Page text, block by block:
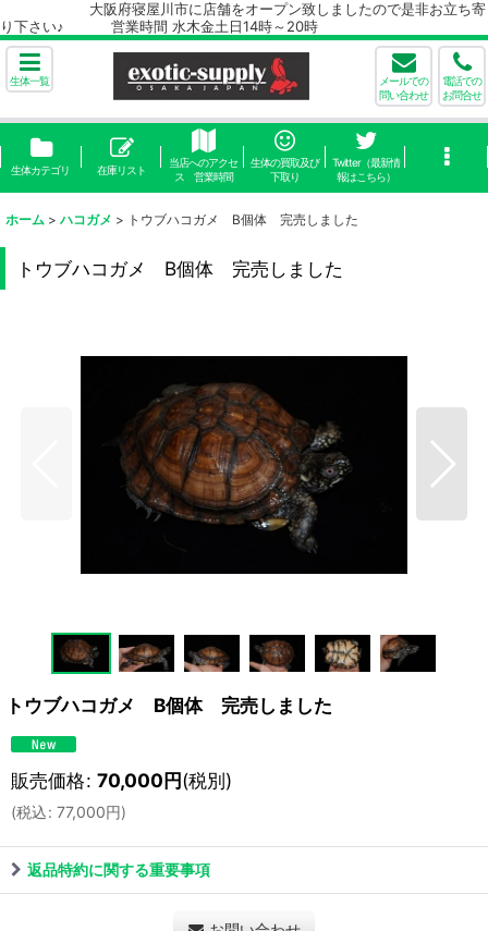
大阪府寝屋川市に店舗をオープン致しましたので是非お立ち寄
り下さい♪ 営業時間 水木金土日14時～20時
生体一覧
メールでの
問い合わせ
電話での
お問合せ
生体カテゴリ 在庫リスト
当店へのアクセ
ス 営業時間
生体の買取及び
下取り
Twitter（最新情
報はこちら）
ホーム > ハコガメ > トウブハコガメ B個体 完売しました
トウブハコガメ B個体 完売しました
トウブハコガメ B個体 完売しました
販売価格: 70,000円(税別)
(税込: 77,000円)
返品特約に関する重要事項